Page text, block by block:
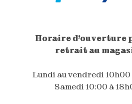
Horaire d'ouverture
retrait au
Lundi au vendredi 10h00
Samedi 10:00 à